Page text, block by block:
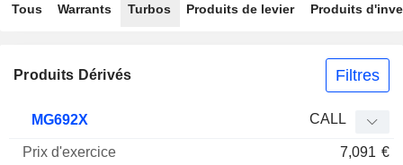
Tous Warrants Turbos Produits de levier Produits
Produits Dérivés Filtres
Mnemo Type
MG692X CALL
7,091 €